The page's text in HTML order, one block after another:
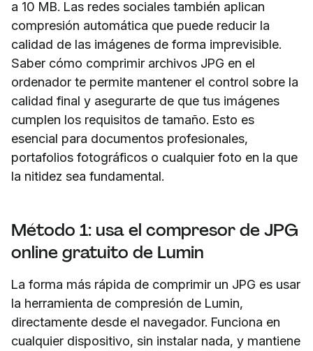
a 10 MB. Las redes sociales también aplican
compresión automática que puede reducir la
calidad de las imágenes de forma imprevisible.
Saber cómo comprimir archivos JPG en el
ordenador te permite mantener el control sobre la
calidad final y asegurarte de que tus imágenes
cumplen los requisitos de tamaño. Esto es
esencial para documentos profesionales,
portafolios fotográficos o cualquier foto en la que
la nitidez sea fundamental.
Método 1: usa el compresor de JPG
online gratuito de Lumin
La forma más rápida de comprimir un JPG es usar
la herramienta de compresión de Lumin,
directamente desde el navegador. Funciona en
cualquier dispositivo, sin instalar nada, y mantiene